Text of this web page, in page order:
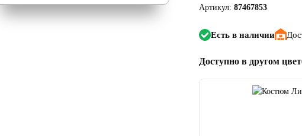
Артикул: 87467853
Есть в наличии
Доступно в другом